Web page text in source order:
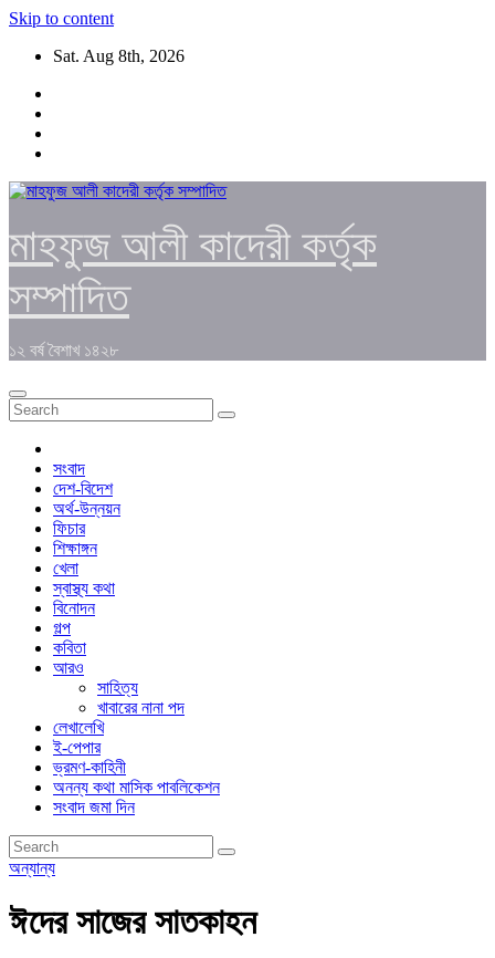
Skip to content
Sat. Aug 8th, 2026
মাহফুজ আলী কাদেরী কর্তৃক
সম্পাদিত
১২ বর্ষ বৈশাখ ১৪২৮
সংবাদ
দেশ-বিদেশ
অর্থ-উন্নয়ন
ফিচার
শিক্ষাঙ্গন
খেলা
স্বাস্থ্য কথা
বিনোদন
গল্প
কবিতা
আরও
সাহিত্য
খাবারের নানা পদ
লেখালেখি
ই-পেপার
ভ্রমণ-কাহিনী
অনন্য কথা মাসিক পাবলিকেশন
সংবাদ জমা দিন
অন্যান্য
ঈদের সাজের সাতকাহন